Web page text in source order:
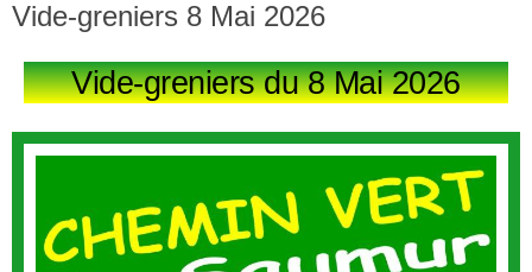
Vide-greniers 8 Mai 2026
Vide-greniers du 8 Mai 2026